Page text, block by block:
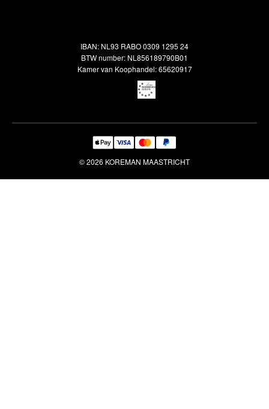
Veelgestelde vragen
IBAN: NL93 RABO 0309 1295 24
BTW number: NL856189790B01
Kamer van Koophandel: 65620917
© 2026 KOREMAN MAASTRICHT